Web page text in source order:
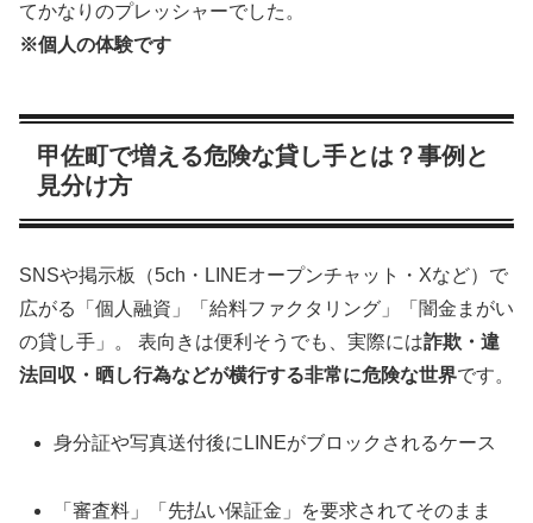
てかなりのプレッシャーでした。
※個人の体験です
甲佐町で増える危険な貸し手とは？事例と
見分け方
SNSや掲示板（5ch・LINEオープンチャット・Xなど）で
広がる「個人融資」「給料ファクタリング」「闇金まがい
の貸し手」。 表向きは便利そうでも、実際には詐欺・違
法回収・晒し行為などが横行する非常に危険な世界です。
身分証や写真送付後にLINEがブロックされるケース
「審査料」「先払い保証金」を要求されてそのまま